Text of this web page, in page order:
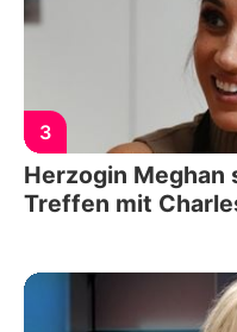
3
Herzogin
Treffen mit